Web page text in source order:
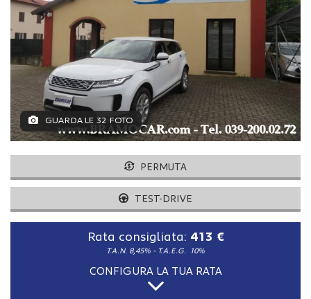
GUARDA LE 32 FOTO
PERMUTA
TEST-DRIVE
Rata consigliata: 413 €
T.A.N. 8,45% - T.A.E.G. 10%
CONFIGURA LA TUA RATA
di
tracciamento
che
per
funzionalità
e
svolgere
le
attività
seguito
Per